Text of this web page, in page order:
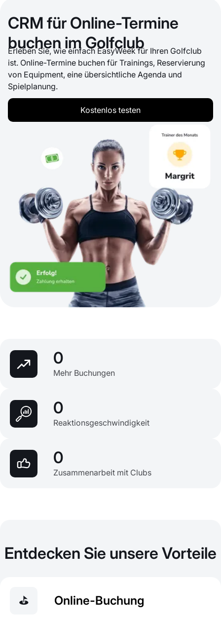
CRM für Online-Termine
buchen im Golfclub
Erleben Sie, wie einfach EasyWeek für Ihren Golfclub
ist. Online-Termine buchen für Trainings, Reservierung
von Equipment, eine übersichtliche Agenda und
Spielplanung.
Kostenlos testen
0
Mehr Buchungen
0
Reaktionsgeschwindigkeit
0
Zusammenarbeit mit Clubs
Entdecken Sie unsere Vorteile
⛳ Online-Buchung